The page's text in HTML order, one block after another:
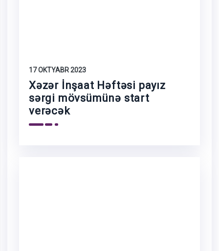
17 OKTYABR 2023
Xəzər İnşaat Həftəsi payız
sərgi mövsümünə start
verəcək